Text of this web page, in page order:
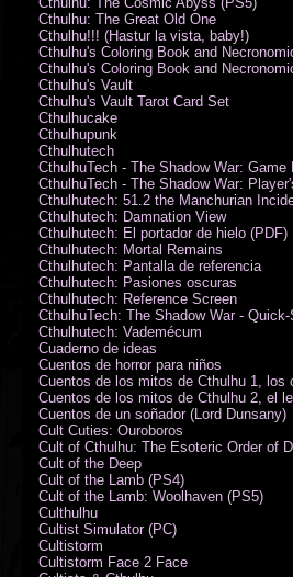
Cthulhu: The Great Old One
Cthulhu!!! (Hastur la vista, baby!)
Cthulhu's Coloring Book and
Cthulhu's Coloring Book and
Cthulhu's Vault
Cthulhu's Vault Tarot Card Set
Cthulhucake
Cthulhupunk
Cthulhutech
CthulhuTech - The Shadow War: Game
CthulhuTech - The Shadow War:
Cthulhutech: 51.2 the Manchurian
Cthulhutech: Damnation View
Cthulhutech: El portador de hielo (PDF)
Cthulhutech: Mortal Remains
Cthulhutech: Pantalla de referencia
Cthulhutech: Pasiones oscuras
Cthulhutech: Reference Screen
CthulhuTech: The Shadow War - Quick-
Cthulhutech: Vademécum
Cuaderno de ideas
Cuentos de horror para niños
Cuentos de los mitos de Cthulhu 1, los
Cuentos de los mitos de Cthulhu 2, el
Cuentos de un soñador (Lord Dunsany)
Cult Cuties: Ouroboros
Cult of Cthulhu: The Esoteric Order of
Cult of the Deep
Cult of the Lamb (PS4)
Cult of the Lamb: Woolhaven (PS5)
Culthulhu
Cultist Simulator (PC)
Cultistorm
Cultistorm Face 2 Face